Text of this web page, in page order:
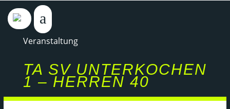
Veranstaltung
TA SV UNTERKOCHEN
1 – HERREN 40